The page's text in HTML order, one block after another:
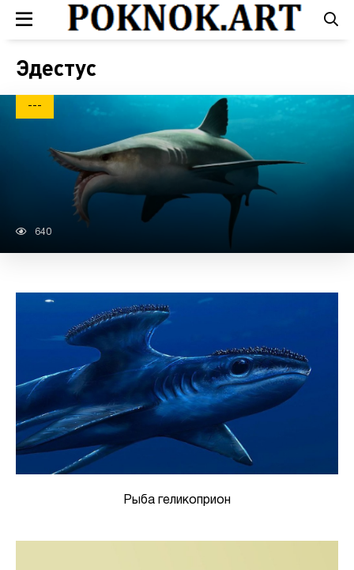
Эдестус
---
640
Рыба геликоприон